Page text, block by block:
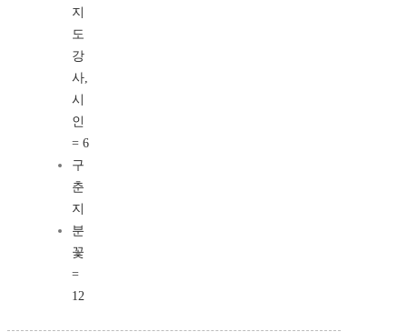
지
도
강
사,
시
인
= 6
구
춘
지
분
꽃
=
12